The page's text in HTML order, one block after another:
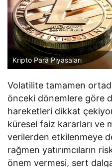
Kripto Para Piyasaları
Volatilite tamamen
önceki dönemlere göre
hareketleri dikkat
küresel faiz kararları ve
verilerden etkilenmeye
rağmen yatırımcıların
önem vermesi, sert